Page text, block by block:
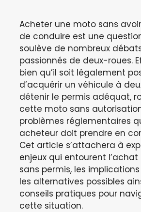
Acheter une moto sans
de conduire est une
soulève de nombreux
passionnés de deux-roues.
bien qu’il soit légalement
d’acquérir un véhicule à
détenir le permis adéquat,
cette moto sans
problèmes réglementaires
acheteur doit prendre en
Cet article s’attachera à
enjeux qui entourent l’achat
sans permis, les
les alternatives possibles
conseils pratiques pour
cette situation.